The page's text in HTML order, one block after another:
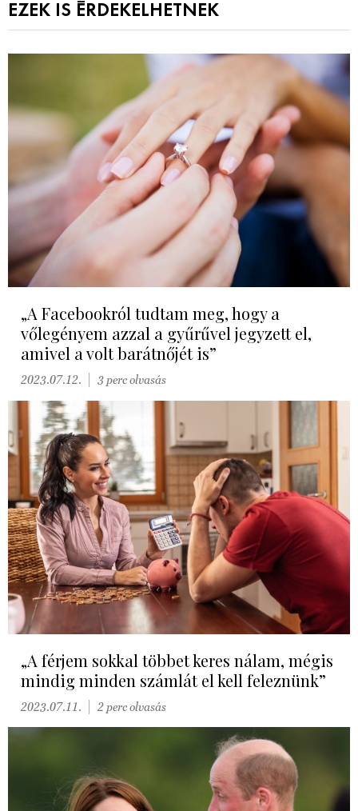
EZEK IS ÉRDEKELHETNEK
„A Facebookról tudtam meg, hogy a
vőlegényem azzal a gyűrűvel jegyzett el,
amivel a volt barátnőjét is”
2023.07.12. 3 perc olvasás
„A férjem sokkal többet keres nálam, mégis
mindig minden számlát el kell feleznünk”
2023.07.11. 2 perc olvasás